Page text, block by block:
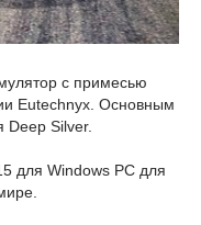
с примесью
Eutechnyx. Основным
Deep Silver.
для Windows PC для